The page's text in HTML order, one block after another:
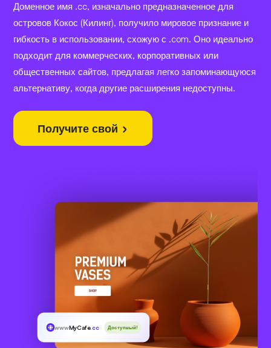
Доменное имя .cc, изначально предназначенное для
островов Кокос (Килинг), получило мировое признание и
гибкость в использовании, схожую с .com. Оно идеально
подходит для коммерческих, корпоративных или
общественных сайтов, предлагая легко запоминающуюся
альтернативу, когда другие расширения недоступны.
Получите свой
wwwMyCafe.cc Доступный!